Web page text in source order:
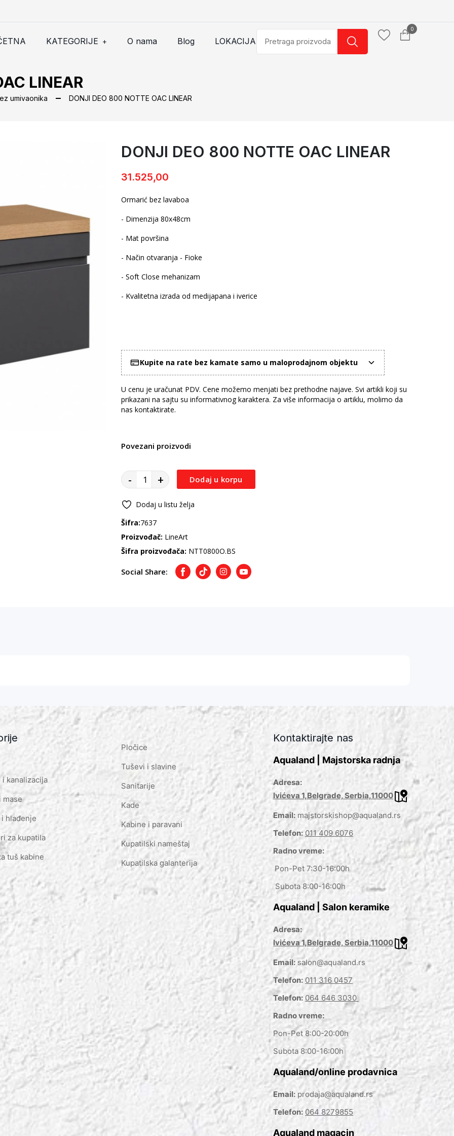
KATEGORIJE + O nama Blog LOKACIJA
0
LINEAR
umivaonika DONJI DEO 800 NOTTE OAC LINEAR
DONJI DEO 800 NOTTE OAC LINEAR
31.525,00
Ormarić bez lavaboa
- Dimenzija 80x48cm
- Mat površina
- Način otvaranja - Fioke
- Soft Close mehanizam
- Kvalitetna izrada od medijapana i iverice
Kupite na rate bez kamate samo u maloprodajnom objektu
U cenu je uračunat PDV. Cene možemo menjati bez prethodne najave. Svi artikli koji su
prikazani na sajtu su informativnog karaktera. Za više informacija o artiklu, molimo da
nas kontaktirate.
Povezani proizvodi
- + Dodaj u korpu
Dodaj u listu želja
Šifra:7637
Proizvođač: LineArt
Šifra proizvođača: NTT0800O.BS
Social Share: FacebookTikTokInstagramYoutube
i kanalizacija
mase
hlađenje
za kupatila
tuš kabine
Pločice
Tuševi i slavine
Sanitarije
Kade
Kabine i paravani
Kupatilski nameštaj
Kupatilska galanterija
Kontaktirajte nas
Aqualand | Majstorska radnja
Adresa:
Ivićeva 1,Belgrade, Serbia,11000
Email: majstorskishop@aqualand.rs
Telefon: 011 409 6076
Radno vreme:
Pon-Pet 7:30-16:00h
Subota 8:00-16:00h
Aqualand | Salon keramike
Adresa:
Ivićeva 1,Belgrade, Serbia,11000
Email: salon@aqualand.rs
Telefon: 011 316 0457
Telefon: 064 646 3030
Radno vreme:
Pon-Pet 8:00-20:00h
Subota 8:00-16:00h
Aqualand/online prodavnica
Email: prodaja@aqualand.rs
Telefon: 064 8279855
Aqualand magacin